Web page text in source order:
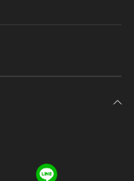
ビオ ゼビオ Super S
awth2409_p x